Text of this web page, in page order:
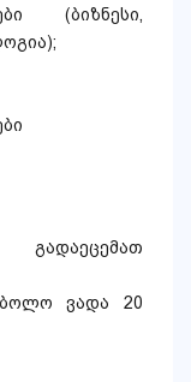
(ბიზნესი,
გადაეცემათ
ბოლო ვადა 20